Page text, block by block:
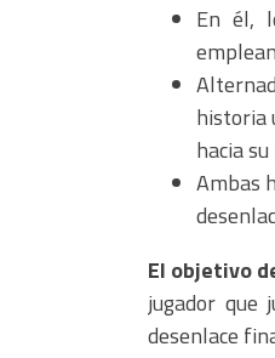
En él,
historia
hacia
Ambas
El objetivo
jugador que
desenlace